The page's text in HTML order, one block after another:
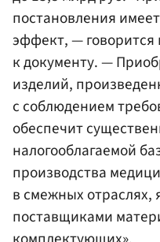
постановления
эффект, — говорится
к документу. —
изделий,
с соблюдением
обеспечит
налогооблагаемой
производства
в смежных
поставщиками